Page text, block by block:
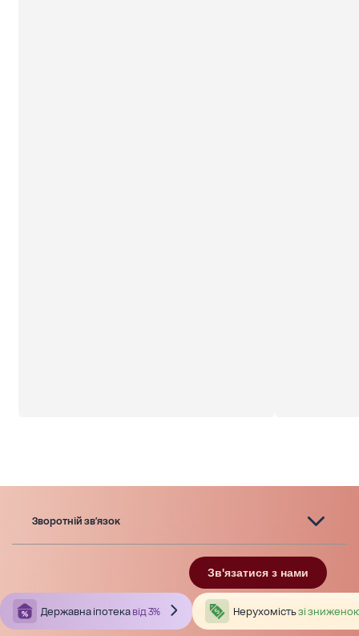
Зворотній зв'язок
Зв'язатися з нами
Державна іпотека від 3% Нерухомістьзі